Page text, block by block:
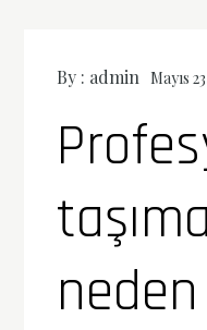
By : admin Mayıs